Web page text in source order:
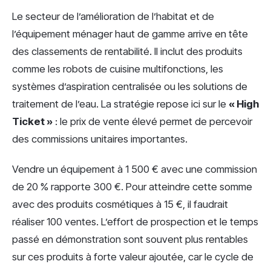
Le secteur de l’amélioration de l’habitat et de
l’équipement ménager haut de gamme arrive en tête
des classements de rentabilité. Il inclut des produits
comme les robots de cuisine multifonctions, les
systèmes d’aspiration centralisée ou les solutions de
traitement de l’eau. La stratégie repose ici sur le « High
Ticket » : le prix de vente élevé permet de percevoir
des commissions unitaires importantes.
Vendre un équipement à 1 500 € avec une commission
de 20 % rapporte 300 €. Pour atteindre cette somme
avec des produits cosmétiques à 15 €, il faudrait
réaliser 100 ventes. L’effort de prospection et le temps
passé en démonstration sont souvent plus rentables
sur ces produits à forte valeur ajoutée, car le cycle de